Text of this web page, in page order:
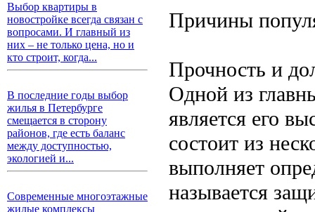
Выбор квартиры в
новостройке всегда связан с
вопросами. И главный из
них – не только цена, но и
кто строит, когда...
В последние годы выбор
жилья в Петербурге
смещается в сторону
районов, где есть баланс
между доступностью,
экологией и...
Современные многоэтажные
жилые комплексы
Причины
Прочность и
Одной из
является его
состоит из
выполняет
называется